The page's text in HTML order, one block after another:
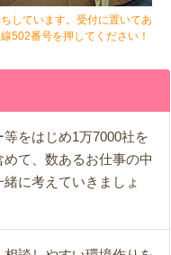
しています。受付に置いてあ
502番号を押してください！
をはじめ1万7000社を
て、数あるお仕事の中
に考えていきましょ